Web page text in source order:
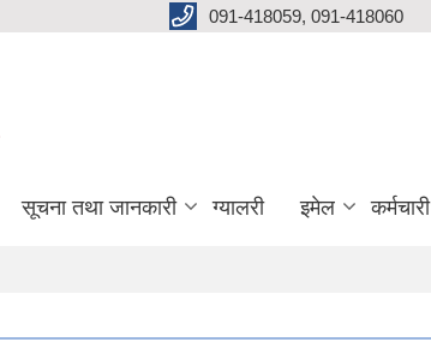
091-418059, 091-418060
सूचना तथा जानकारी ग्यालरी इमेल